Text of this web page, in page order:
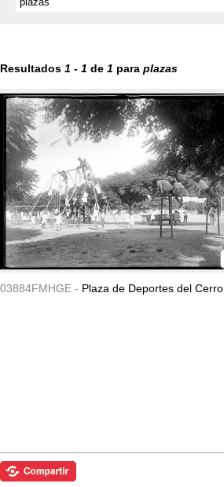
Resultados 1 - 1 de 1 para plazas
03884FMHGE - Plaza de Deportes del Cerro.